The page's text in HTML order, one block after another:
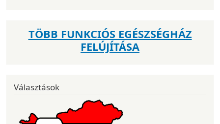
TÖBB FUNKCIÓS EGÉSZSÉGHÁZ
FELÚJÍTÁSA
Választások